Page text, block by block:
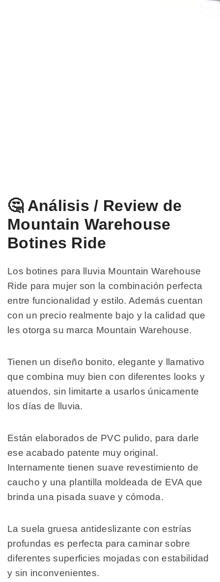
🤔 Análisis / Review de
Mountain Warehouse
Botines Ride
Los botines para lluvia Mountain Warehouse
Ride para mujer son la combinación perfecta
entre funcionalidad y estilo. Además cuentan
con un precio realmente bajo y la calidad que
les otorga su marca Mountain Warehouse.
Tienen un diseño bonito, elegante y llamativo
que combina muy bien con diferentes looks y
atuendos, sin limitarte a usarlos únicamente
los días de lluvia.
Están elaborados de PVC pulido, para darle
ese acabado patente muy original.
Internamente tienen suave revestimiento de
caucho y una plantilla moldeada de EVA que
brinda una pisada suave y cómoda.
La suela gruesa antideslizante con estrías
profundas es perfecta para caminar sobre
diferentes superficies mojadas con estabilidad
y sin inconvenientes.